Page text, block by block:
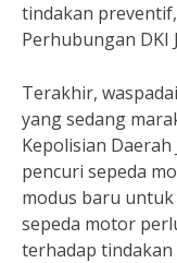
tindakan
Perhubungan DKI
Terakhir,
yang sedang
Kepolisian
pencuri sepeda
modus baru untuk
sepeda motor
terhadap